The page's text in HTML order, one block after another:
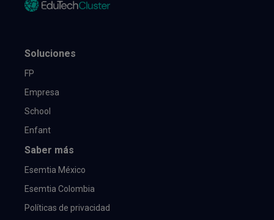
Soluciones
FP
Empresa
School
Enfant
Saber más
Esemtia México
Esemtia Colombia
Políticas de privacidad